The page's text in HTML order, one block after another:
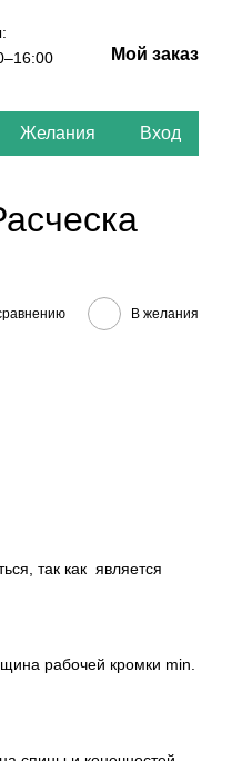
Мой заказ
Желания Вход
В желания
так как является
рабочей кромки min.